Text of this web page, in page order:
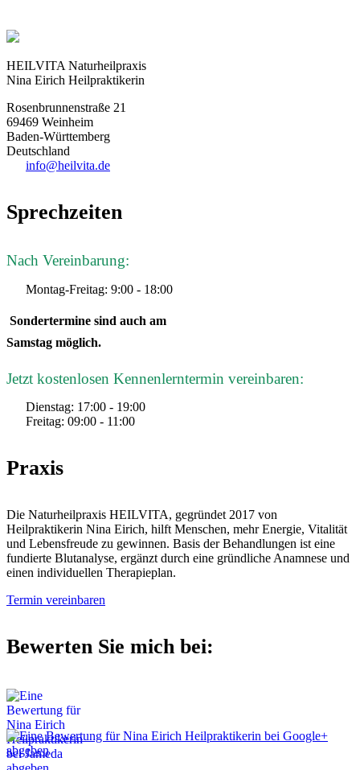
HEILVITA Naturheilpraxis
Nina Eirich Heilpraktikerin
Rosenbrunnenstraße 21
69469 Weinheim
Baden-Württemberg
Deutschland
info@heilvita.de
Sprechzeiten
Nach Vereinbarung:
Montag-Freitag: 9:00 - 18:00
Sondertermine sind auch am
Samstag möglich.
Jetzt kostenlosen Kennenlerntermin vereinbaren:
Dienstag: 17:00 - 19:00
Freitag: 09:00 - 11:00
Praxis
Die Naturheilpraxis HEILVITA, gegründet 2017 von
Heilpraktikerin Nina Eirich, hilft Menschen, mehr Energie, Vitalität
und Lebensfreude zu gewinnen. Basis der Behandlungen ist eine
fundierte Blutanalyse, ergänzt durch eine gründliche Anamnese und
einen individuellen Therapieplan.
Termin vereinbaren
Bewerten Sie mich bei: